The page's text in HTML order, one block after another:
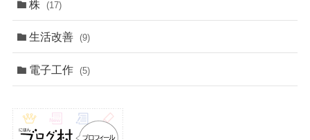
株 (17)
生活改善 (9)
電子工作 (5)